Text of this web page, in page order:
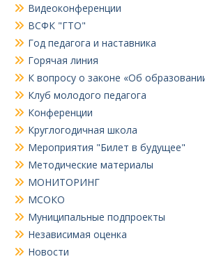
Видеоконференции
ВСФК "ГТО"
Год педагога и наставника
Горячая линия
К вопросу о законе «Об
Клуб молодого педагога
Конференции
Круглогодичная школа
Мероприятия "Билет в будущее"
Методические материалы
МОНИТОРИНГ
МСОКО
Муниципальные подпроекты
Независимая оценка
Новости